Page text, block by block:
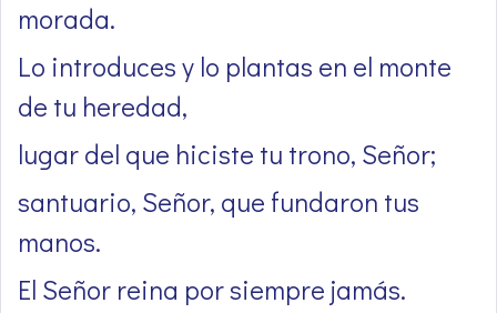
morada.
Lo introduces y lo plantas en el monte
de tu heredad,
lugar del que hiciste tu trono, Señor;
santuario, Señor, que fundaron tus
manos.
El Señor reina por siempre jamás.